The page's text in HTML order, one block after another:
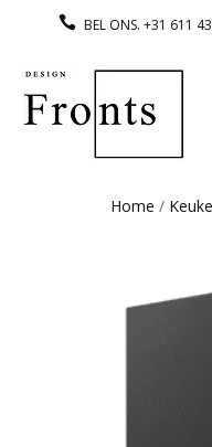
BEL ONS. +31 611
Home /